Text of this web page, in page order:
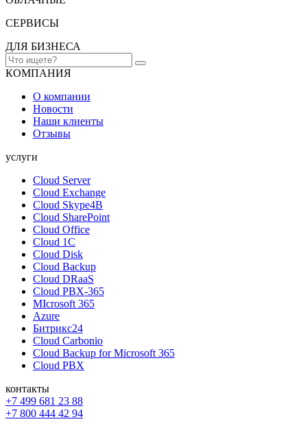
СЕРВИСЫ
ДЛЯ БИЗНЕСА
КОМПАНИЯ
О компании
Новости
Наши клиенты
Отзывы
услуги
Cloud Server
Cloud Exchange
Cloud Skype4B
Cloud SharePoint
Cloud Office
Cloud 1C
Cloud Disk
Cloud Backup
Cloud DRaaS
Cloud PBX-365
MIcrosoft 365
Azure
Битрикс24
Cloud Carbonio
Cloud Backup for Microsoft 365
Cloud PBX
контакты
+7 499 681 23 88
+7 800 444 42 94